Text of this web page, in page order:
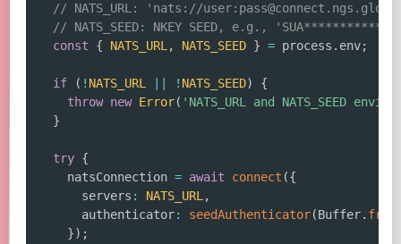
// NATS_URL: 'nats://user:
// NATS_SEED: NKEY SEED, e.g.,
const
{ NATS_URL , NATS_SEED } = process . env;
if ( ! NATS_URL ! NATS_SEED)
{
throw new Error( 'NATS_URL and NATS_SEED
}
try {
    natsConnection
= await connect ({
      servers
: NATS_URL ,
      authenticator
: seedAuthenticator(Buffer. from
}) ;